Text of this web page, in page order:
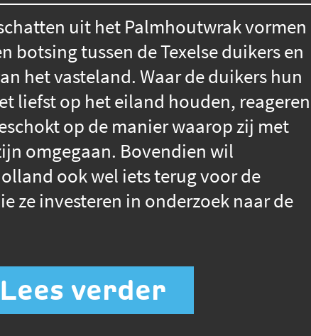
uit het Palmhoutwrak vormen
botsing tussen de Texelse duikers en
het vasteland. Waar de duikers hun
liefst op het eiland houden, reageren
op de manier waarop zij met
omgegaan. Bovendien wil
ook wel iets terug voor de
ze investeren in onderzoek naar de
Lees verder